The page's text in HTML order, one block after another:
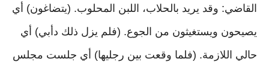
القاضي: وقد يريد بالحلاب، اللبن المحلوب. (يتضاغون) أي
يصيحون ويستغيثون من الجوع. (فلم يزل ذلك دأبي) أي
حالي اللازمة. (فلما وقعت بين رجليها) أي جلست مجلس